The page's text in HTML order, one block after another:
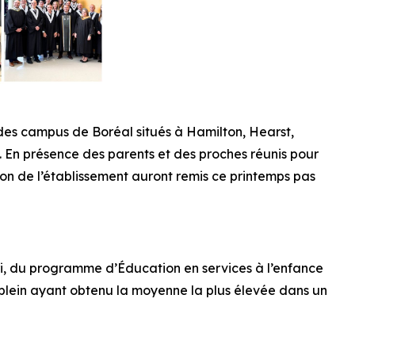
campus de Boréal situés à Hamilton, Hearst,
présence des parents et des proches réunis pour
de l’établissement auront remis ce printemps pas
programme d’Éducation en services à l’enfance
ayant obtenu la moyenne la plus élevée dans un